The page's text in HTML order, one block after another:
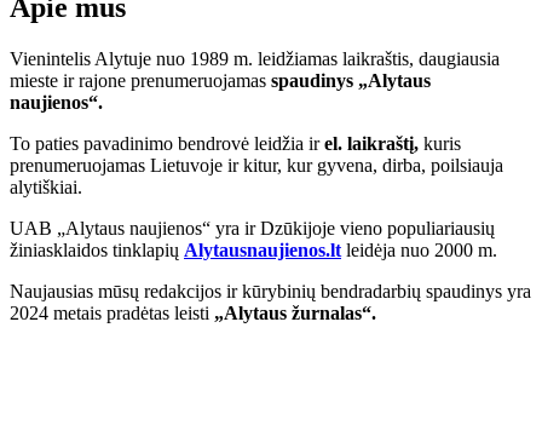
Apie mus
Vienintelis Alytuje nuo 1989 m. leidžiamas laikraštis, daugiausia
mieste ir rajone prenumeruojamas spaudinys „Alytaus
naujienos“.
To paties pavadinimo bendrovė leidžia irel. laikraštį, kuris
prenumeruojamas Lietuvoje ir kitur, kur gyvena, dirba, poilsiauja
alytiškiai.
UAB „Alytaus naujienos“ yra ir Dzūkijoje vieno populiariausių
žiniasklaidos tinklapių Alytausnaujienos.lt leidėja nuo 2000 m.
Naujausias mūsų redakcijos ir kūrybinių bendradarbių spaudinys yra
2024 metais pradėtas leisti „Alytaus žurnalas“.